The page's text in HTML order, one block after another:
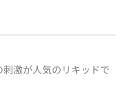
激が人気のリキッドで